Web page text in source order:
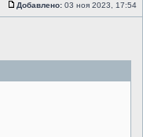
Добавлено: 03 ноя 2023, 17:54